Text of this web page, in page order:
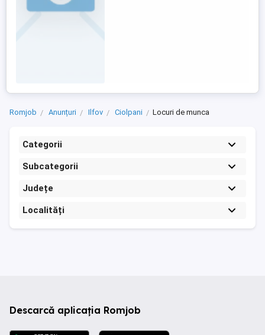
Romjob Anunțuri Ilfov Ciolpani Locuri de munca
Categorii
Subcategorii
Județe
Localități
Descarcă aplicația Romjob